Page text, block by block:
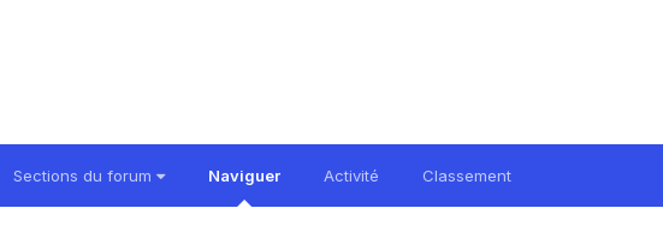
Sections du forum Naviguer Activité Classement